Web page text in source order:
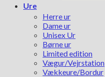
Ure
Herre ur
Dame ur
Unisex Ur
Børne ur
Limited edition
Vægur/Vejrstation
Vækkeure/Bordur